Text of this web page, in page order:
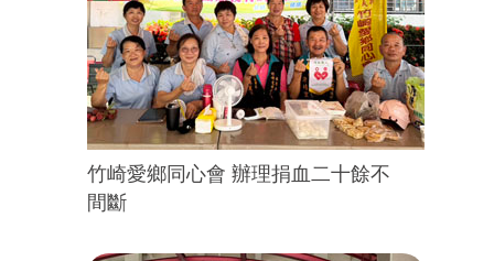
竹崎愛鄉同心會 辦理捐血二十餘不
間斷